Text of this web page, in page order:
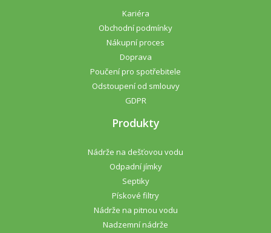
Kariéra
Obchodní podmínky
Nákupní proces
Doprava
Poučení pro spotřebitele
Odstoupení od smlouvy
GDPR
Produkty
Nádrže na dešťovou vodu
Odpadní jímky
Septiky
Pískové filtry
Nádrže na pitnou vodu
Nadzemní nádrže